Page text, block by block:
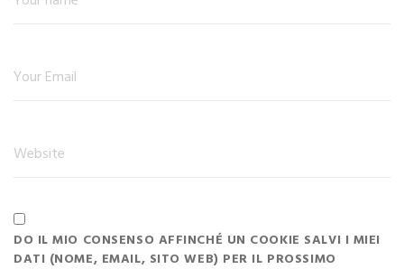
DO IL MIO CONSENSO AFFINCHÉ UN COOKIE SALVI I MIEI
DATI (NOME, EMAIL, SITO WEB) PER IL PROSSIMO